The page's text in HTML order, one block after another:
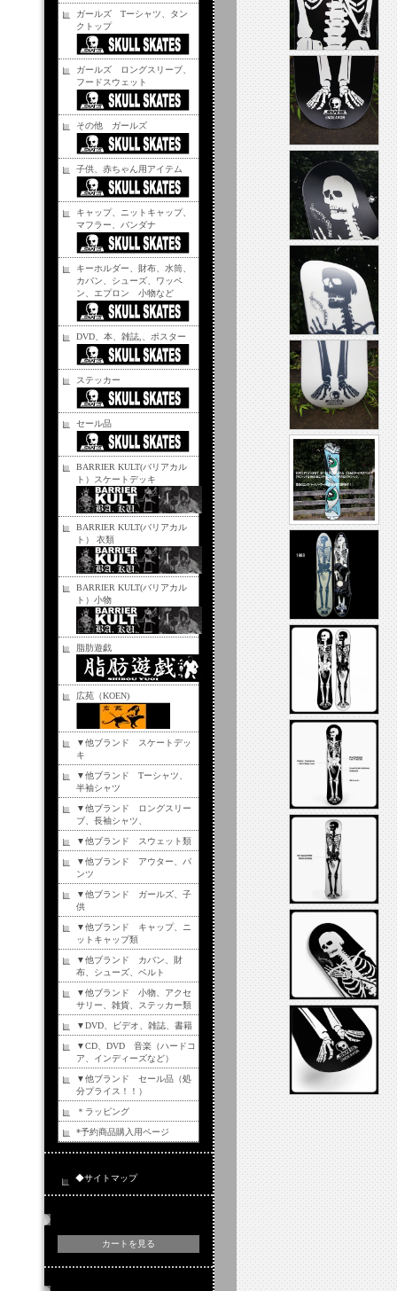
ガールズ Tーシャツ、タン
クトップ
ガールズ ロングスリーブ、
フードスウェット
その他 ガールズ
子供、赤ちゃん用アイテム
キャップ、ニットキャップ、
マフラー、バンダナ
キーホルダー、財布、水筒、
カバン、シューズ、ワッペ
ン、エプロン 小物など
DVD、本、雑誌,、ポスター
ステッカー
セール品
BARRIER KULT(バリアカル
ト）スケートデッキ
BARRIER KULT(バリアカル
ト） 衣類
BARRIER KULT(バリアカル
ト）小物
脂肪遊戯
広苑（KOEN)
▼他ブランド スケートデッ
キ
▼他ブランド Tーシャツ、
半袖シャツ
▼他ブランド ロングスリー
ブ、長袖シャツ、
▼他ブランド スウェット類
▼他ブランド アウター、パ
ンツ
▼他ブランド ガールズ、子
供
▼他ブランド キャップ、ニ
ットキャップ類
▼他ブランド カバン、財
布、シューズ、ベルト
▼他ブランド 小物、アクセ
サリー、雑貨、ステッカー類
▼DVD、ビデオ、雑誌、書籍
▼CD、DVD 音楽（ハードコ
ア、インディーズなど）
▼他ブランド セール品（処
分プライス！！）
＊ラッピング
*予約商品購入用ページ
◆サイトマップ
カートを見る